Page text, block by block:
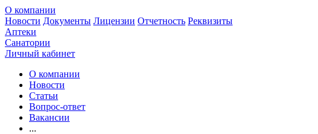
О компании
Новости Документы Лицензии Отчетность Реквизиты
Аптеки
Санатории
Личный кабинет
О компании
Новости
Статьи
Вопрос-ответ
Вакансии
...